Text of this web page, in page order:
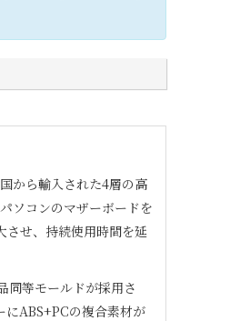
から輸入された4層の高
ソコンのマザーボードを
させ、持続使用時間を延
同等モールドが採用さ
にABS+PCの複合素材が